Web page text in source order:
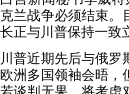
克兰战争必须结束。
长正与川普保持一致
川普近期先后与俄
欧洲多国领袖会晤，